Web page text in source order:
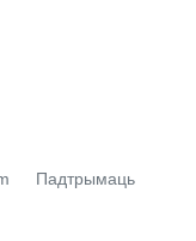
Падтрымаць